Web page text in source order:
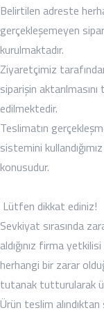
Belirtilen adreste
gerçekleşemeyen
kurulmaktadır.
Ziyaretçimiz
siparişin
edilmektedir.
Teslimatın
sistemini
konusudur.
Lütfen dikkat ediniz!
Sevkiyat sırasında
aldığınız firma
herhangi bir zarar
tutanak tutturularak
Ürün teslim